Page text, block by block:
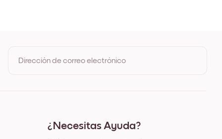
Dirección de correo electrónico
¿Necesitas Ayuda?